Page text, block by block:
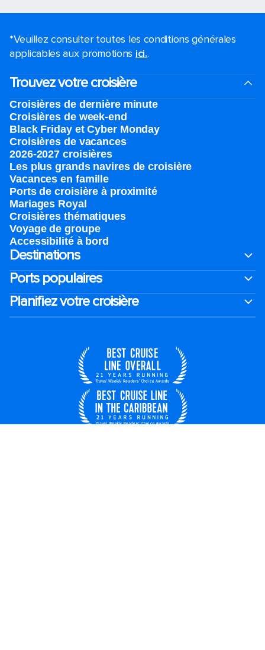
*Veuillez consulter toutes les conditions générales
applicables aux promotions ici..
Trouvez votre croisière
Croisières de dernière minute
Croisières de week-end
Black Friday et Cyber Monday
Croisières de vacances
2026-2027 croisières
Les plus grands navires de croisière
Vacances en famille
Ports de croisière à proximité
Mariages Royal
Croisières thématiques
Voyage de groupe​
Accessibilité à bord​
Destinations
Ports populaires
Planifiez votre croisière